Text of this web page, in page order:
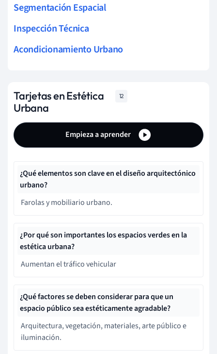
Segmentación Espacial
Inspección Técnica
Acondicionamiento Urbano
Tarjetas en Estética
Urbana
12
Empieza a aprender
¿Qué elementos son clave en el diseño arquitectónico
urbano?
Farolas y mobiliario urbano.
¿Por qué son importantes los espacios verdes en la
estética urbana?
Aumentan el tráfico vehicular
¿Qué factores se deben considerar para que un
espacio público sea estéticamente agradable?
Arquitectura, vegetación, materiales, arte público e
iluminación.